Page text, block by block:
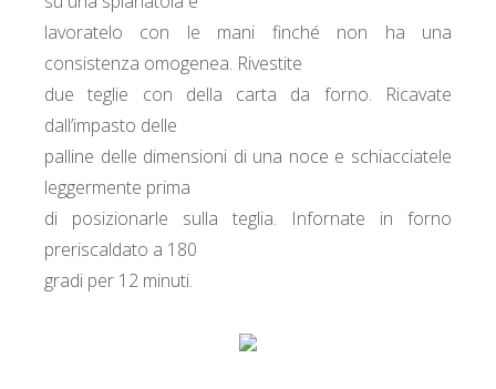
lavoratelo con le mani finché non ha una
consistenza omogenea. Rivestite
due teglie con della carta da forno. Ricavate
dall’impasto delle
palline delle dimensioni di una noce e schiacciatele
leggermente prima
di posizionarle sulla teglia. Infornate in forno
preriscaldato a 180
gradi per 12 minuti.